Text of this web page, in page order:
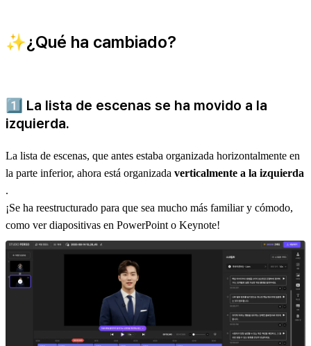
✨¿Qué ha cambiado?
1️⃣ La lista de escenas se ha movido a la
izquierda.
La lista de escenas, que antes estaba organizada horizontalmente en
la parte inferior, ahora está organizada verticalmente a la izquierda
.
¡Se ha reestructurado para que sea mucho más familiar y cómodo,
como ver diapositivas en PowerPoint o Keynote!